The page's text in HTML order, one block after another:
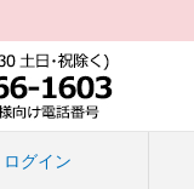
ログイン